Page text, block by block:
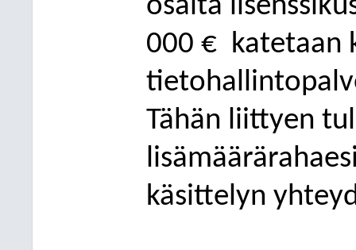
osalta
000 € katetaan
Tähän liittyen
käsittelyn